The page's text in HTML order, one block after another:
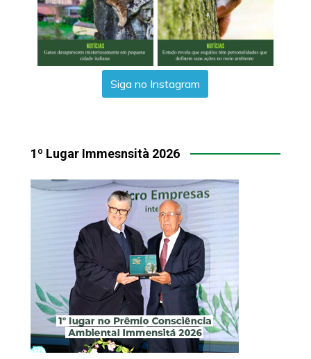
Siga no Instagram
1º Lugar Immesnsità 2026